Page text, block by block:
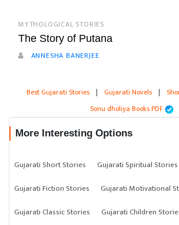
MYTHOLOGICAL STORIES
The Story of Putana
ANNESHA BANERJEE
Best Gujarati Stories | Gujarati Novels |
Sonu dholiya Books PDF
More Interesting Options
Gujarati Short Stories
Gujarati Spiritual Stories
Gujarati Fiction Stories
Gujarati Motivational
Gujarati Classic Stories
Gujarati Children